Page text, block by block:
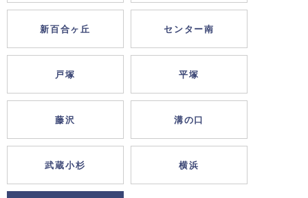
新百合ヶ丘 センター南
戸塚 平塚
藤沢 溝の口
武蔵小杉 横浜